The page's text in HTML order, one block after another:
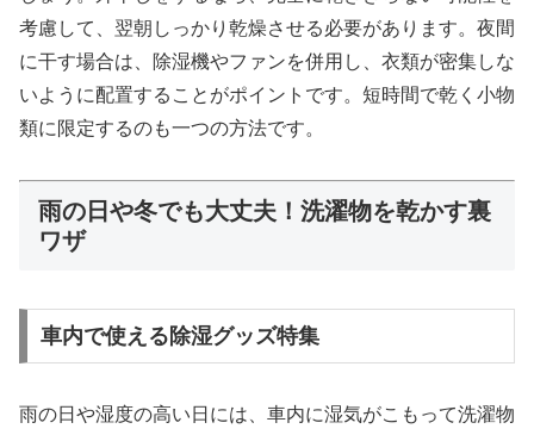
考慮して、翌朝しっかり乾燥させる必要があります。夜間
に干す場合は、除湿機やファンを併用し、衣類が密集しな
いように配置することがポイントです。短時間で乾く小物
類に限定するのも一つの方法です。
雨の日や冬でも大丈夫！洗濯物を乾かす裏
ワザ
車内で使える除湿グッズ特集
雨の日や湿度の高い日には、車内に湿気がこもって洗濯物